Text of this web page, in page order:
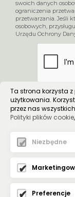
swoich danych
ograniczenia
przetwarzania. Jeśli
osobowych,
Urzędu Ochrony
Ta strona korzysta
użytkowania.
przez nas
Polityki plików cookie,
Niezbędne
Preferencje